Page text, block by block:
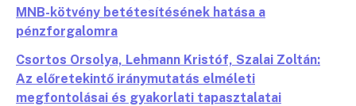
MNB-kötvény betétesítésének hatása a
pénzforgalomra
Csortos Orsolya, Lehmann Kristóf, Szalai Zoltán:
Az előretekintő iránymutatás elméleti
megfontolásai és gyakorlati tapasztalatai